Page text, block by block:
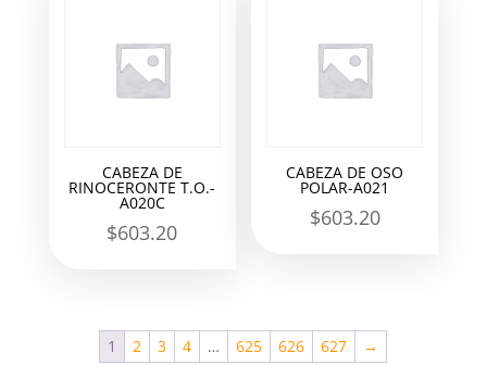
CABEZA DE
RINOCERONTE T.O.-
A020C
$603.20
CABEZA DE OSO
POLAR-A021
$603.20
1 2 3 4 … 625 626 627 →